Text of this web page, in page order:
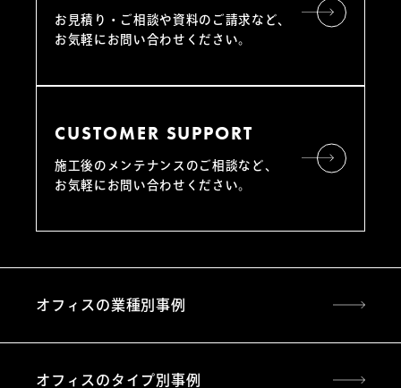
お見積り・ご相談や資料のご請求など、
お気軽にお問い合わせください。
CUSTOMER SUPPORT
施工後のメンテナンスのご相談など、
お気軽にお問い合わせください。
オフィスの業種別事例
オフィスのタイプ別事例